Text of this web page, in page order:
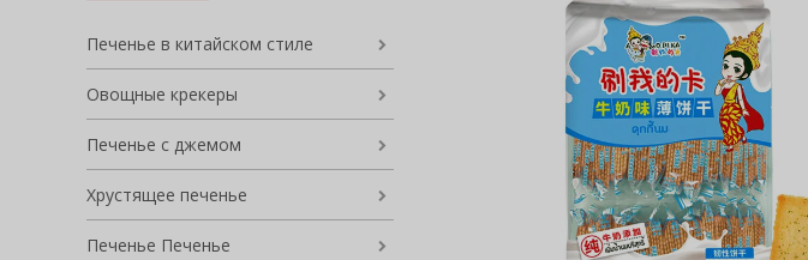
Печенье в китайском стиле
Овощные крекеры
Печенье с джемом
Хрустящее печенье
Печенье Печенье